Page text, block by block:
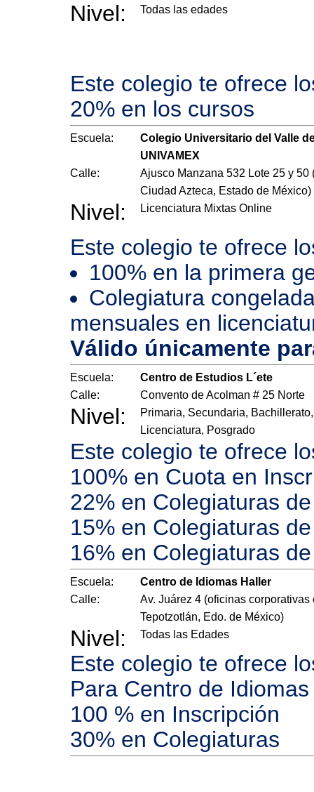
Nivel: Todas las edades
Este colegio te ofrece
20% en los cursos
Escuela:
Colegio Universitario del Valle
UNIVAMEX
Calle:
Ajusco Manzana 532 Lote 25 y 50
Ciudad Azteca, Estado de México)
Nivel: Licenciatura Mixtas Online
Este colegio te ofrece
100% en la primera
Colegiatura
mensuales en
Válido únicamente
Escuela:
Centro de Estudios L´ete
Calle:
Convento de Acolman # 25 Norte
Nivel:
Primaria, Secundaria, Bachillerato,
Licenciatura, Posgrado
Este colegio te ofrece
100% en Cuota en
22% en Colegiaturas
15% en Colegiaturas
16% en Colegiaturas
Escuela:
Centro de Idiomas Haller
Calle:
Av. Juárez 4 (oficinas corporativas
Tepotzotlán, Edo. de México)
Nivel: Todas las Edades
Este colegio te ofrece
Para Centro de Idiomas
100 % en Inscripción
30% en Colegiaturas